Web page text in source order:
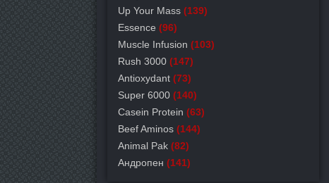
Up Your Mass (139)
Essence (96)
Muscle Infusion (103)
Rush 3000 (147)
Antioxydant (73)
Super 6000 (140)
Casein Protein (63)
Beef Aminos (144)
Animal Pak (82)
Андропен (141)